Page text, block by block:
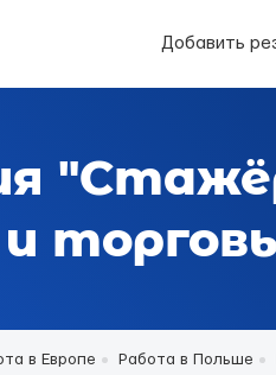
Добавить
в Европе Работа в Польше